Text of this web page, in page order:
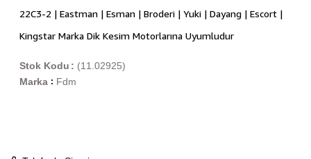
22C3-2 | Eastman | Esman | Broderi | Yuki | Dayang | Escort |
Kingstar Marka Dik Kesim Motorlarına Uyumludur
(11.02925)
Stok Kodu
Marka : Fdm